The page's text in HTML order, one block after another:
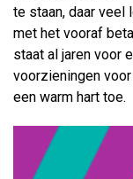
te staan, daar veel
met het vooraf
staat al jaren voor
voorzieningen
een warm hart toe.